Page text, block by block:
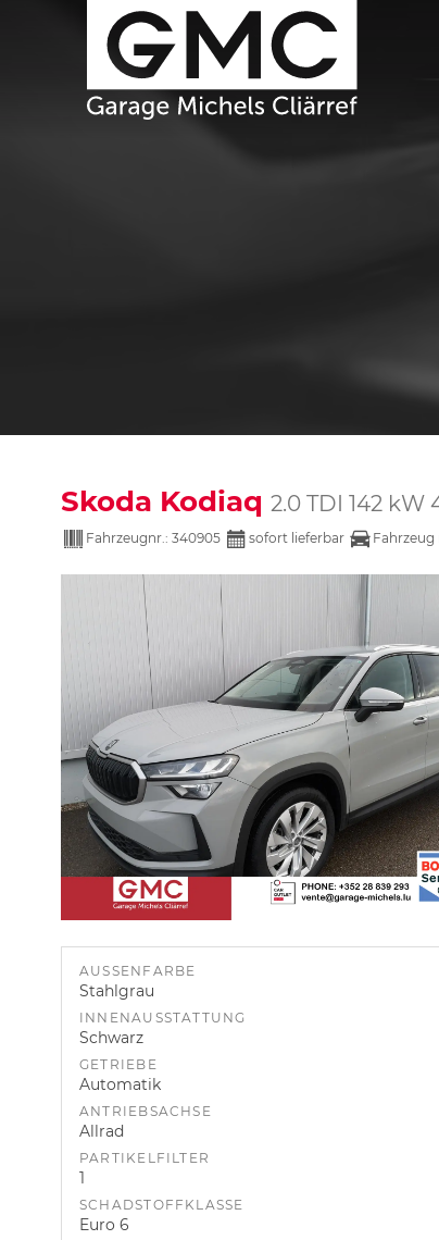
Skoda Kodiaq 2.0 TDI 142
Fahrzeugnr.: 340905 sofort lieferbar Fahrzeug
AUSSENFARBE
Stahlgrau
INNENAUSSTATTUNG
Schwarz
GETRIEBE
Automatik
ANTRIEBSACHSE
Allrad
PARTIKELFILTER
1
SCHADSTOFFKLASSE
Euro 6